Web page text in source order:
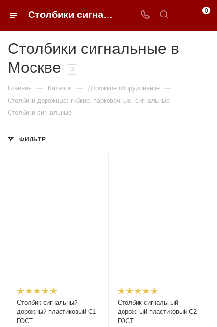
Столбики сигнальные в Москве купить по доступным ценам с доставкой от 0ФФЕР.ру 0
Столбики сигнальные в
Москве
3
Главная — Каталог — Дорожное оборудование —
Столбики дорожные: гибкие, парковочные, сигнальные —
Столбики сигнальные
ФИЛЬТР
Столбик сигнальный
дорожный пластиковый С1
ГОСТ
Столбик сигнальный
дорожный пластиковый С2
ГОСТ